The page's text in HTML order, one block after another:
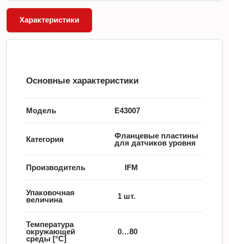
Характеристики
Основные характеристики
Модель E43007
Категория
Фланцевые пластины
для датчиков уровня
Производитель IFM
Упаковочная
величина
1 шт.
Температура
окружающей
среды [°C]
0…80